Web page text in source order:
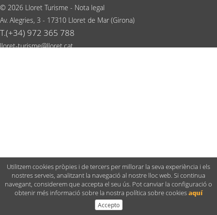
© 2026 Lloret Turisme - Nota legal
Av. Alegries, 3 - 17310 Lloret de Mar (Girona)
T.(+34) 972 365 788
lloret-turisme@lloret.cat
Utilitzem cookies pròpies i de tercers per millorar la seva experiència i els
nostres serveis, analitzant la navegació al nostre lloc web. Si continua
navegant, considerem que accepta el seu ús. Pot canviar la configuració o
obtenir més informació sobre la nostra política sobre cookiesaquí